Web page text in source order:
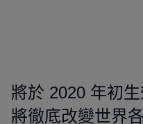
將於 2020 年初
將徹底改變世界